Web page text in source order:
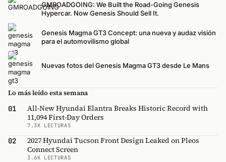
GMROADGOING: We Built the Road-Going Genesis
Hypercar. Now Genesis Should Sell It.
Genesis Magma GT3 Concept: una nueva y audaz visión
para el automovilismo global
Nuevas fotos del Genesis Magma GT3 desde Le Mans
Lo más leído esta semana
01
All-New Hyundai Elantra Breaks Historic Record with
11,094 First-Day Orders
7.3K LECTURAS
02
2027 Hyundai Tucson Front Design Leaked on Pleos
Connect Screen
3.6K LECTURAS